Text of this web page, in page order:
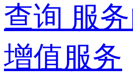
查询 服
增值服务